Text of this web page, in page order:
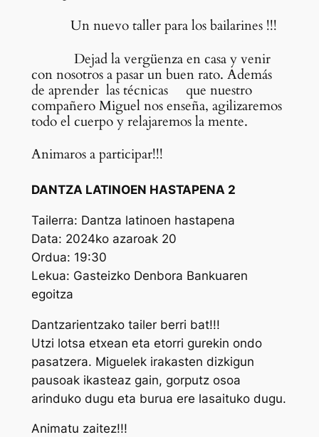
Un nuevo taller para los bailarines !!!
Dejad la vergüenza en casa y venir
con nosotros a pasar un buen rato. Además
de aprender las técnicas que nuestro
compañero Miguel nos enseña, agilizaremos
todo el cuerpo y relajaremos la mente.
Animaros a participar!!!
DANTZA LATINOEN HASTAPENA 2
Tailerra: Dantza latinoen hastapena
Data: 2024ko azaroak 20
Ordua: 19:30
Lekua: Gasteizko Denbora Bankuaren
egoitza
Dantzarientzako tailer berri bat!!!
Utzi lotsa etxean eta etorri gurekin ondo
pasatzera. Miguelek irakasten dizkigun
pausoak ikasteaz gain, gorputz osoa
arinduko dugu eta burua ere lasaituko dugu.
Animatu zaitez!!!